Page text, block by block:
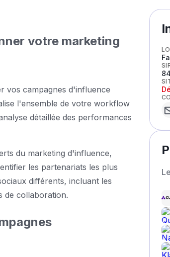
votre marketing
vos campagnes d'influence
l'ensemble de votre workflow
détaillée des performances
du marketing d'influence,
les partenariats les plus
différents, incluant les
de collaboration.